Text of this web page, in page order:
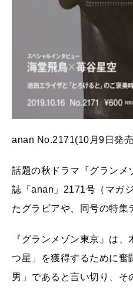
anan No.2171(10月9日発
話題の秋ドラマ『グランメ
誌「anan」2171号（マガ
たグラビアや、同号の特
『グランメゾン東京』は
つ星」を獲得するために奮
男」であると言い切り、